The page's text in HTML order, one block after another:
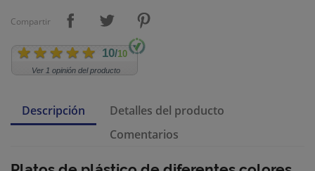
Compartir
10/10
Ver 1 opinión del producto
Descripción
Detalles del producto
Comentarios